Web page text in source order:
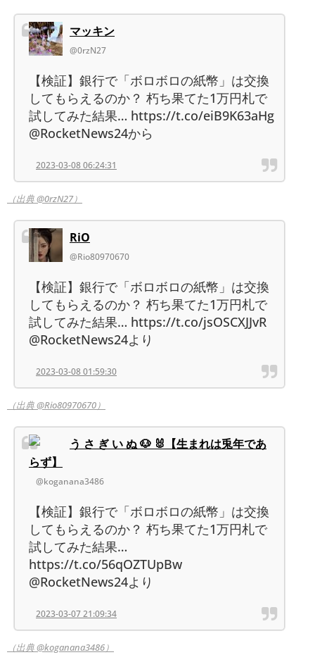
マッキン
@0rzN27
【検証】銀行で「ボロボロの紙幣」は交換
してもらえるのか？ 朽ち果てた1万円札で
試してみた結果… https://t.co/eiB9K63aHg
@RocketNews24から
2023-03-08 06:24:31
（出典 @0rzN27）
RiO
@Rio80970670
【検証】銀行で「ボロボロの紙幣」は交換
してもらえるのか？ 朽ち果てた1万円札で
試してみた結果… https://t.co/jsOSCXJJvR
@RocketNews24より
2023-03-08 01:59:30
（出典 @Rio80970670）
う さ ぎ い ぬ 🐶 🐰【生まれは兎年であ
らず】
@koganana3486
【検証】銀行で「ボロボロの紙幣」は交換
してもらえるのか？ 朽ち果てた1万円札で
試してみた結果…
https://t.co/56qOZTUpBw
@RocketNews24より
2023-03-07 21:09:34
（出典 @koganana3486）